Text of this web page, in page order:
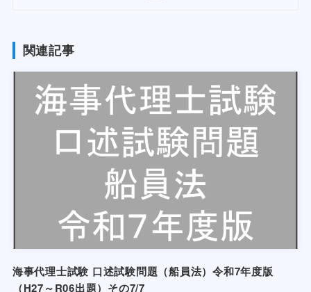
関連記事
海事代理士試験 口述試験問題（船員法）令和7年度版
（H27～R06出題）その7/7